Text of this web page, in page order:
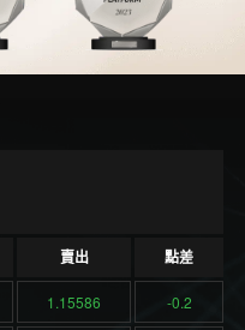
賣出 點差
1.15586 -0.2